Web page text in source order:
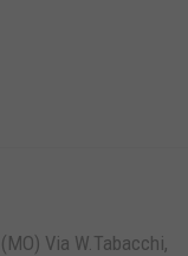
Via W.Tabacchi,